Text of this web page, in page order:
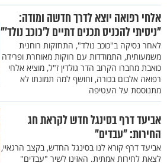
אלחי רפואה יוצא לדרך חדשה ומודה:
"ניסיתי להכניס תכנים דתיים ל’כוכב נולד’"
לאחר נסיקה ב"כוכב נולד", התחזקות רוחנית
משמעותית, התמודדות עם רווקות מאוחרת ופרידה
כואבת מחברו הקרוב הדר גולדין ז"ל, מוציא אלחי
רפואה אלבום בכורה, וחושף למה תמונתו לא
מתנוססת על העטיפה
אביעד דרף בסינגל חדש לקראת חג
החירות: "עבדים"
אביעד דרף קורא לנו בסינגל החדש, בקצב הרגאיי,
לצאת לחירות אמתית. האזינו לשיר "עבדים"